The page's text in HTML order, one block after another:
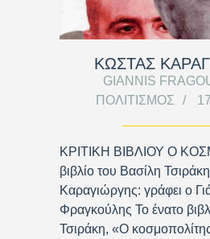
ΚΩΣΤΑΣ
GIANNIS
ΠΟΛΙΤΙΣΜΌΣ
ΚΡΙΤΙΚΗ ΒΙΒΛΙΟΥ Ο
βιβλίο του Βασίλη
Καραγιώργης: γράφει ο
Φραγκούλης Το ένατο
Τσιράκη, «Ο